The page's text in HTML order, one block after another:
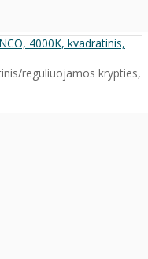
4000K, kvadratinis,
reguliuojamos krypties,